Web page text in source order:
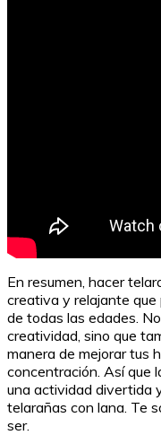
En resumen, hacer
creativa y relajante
de todas las edades.
creatividad, sino que
manera de mejorar tus
concentración. Así que
una actividad divertida
telarañas con lana. Te
ser.